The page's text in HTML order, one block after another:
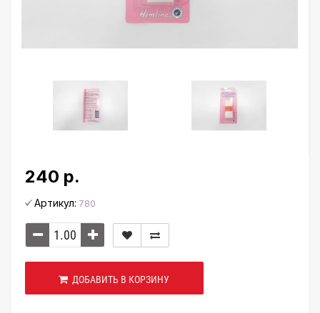
240 р.
Артикул: 780
ДОБАВИТЬ В КОРЗИНУ